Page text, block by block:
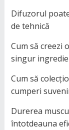
Difuzorul
de tehnică
Cum să creezi
singur
Cum să
cumperi
Durerea
întotdeauna